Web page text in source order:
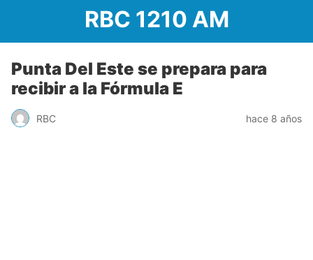
RBC 1210 AM
Punta Del Este se prepara para
recibir a la Fórmula E
RBC hace 8 años